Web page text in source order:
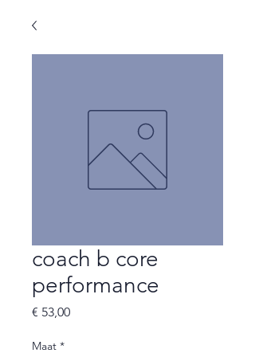
coach b core
performance
€ 53,00Prijs
Maat *